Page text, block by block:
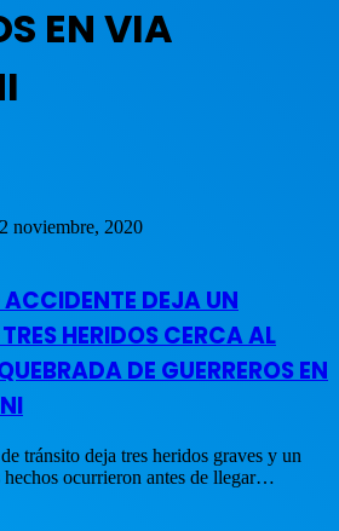
EN VIA
noviembre, 2020
DEJA UN
HERIDOS CERCA AL
DE GUERREROS EN
tránsito deja tres heridos graves y un
ocurrieron antes de llegar…